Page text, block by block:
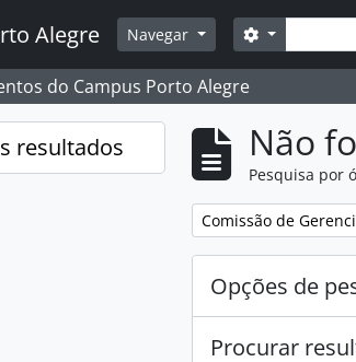
Alegre Navegar Pesquisar
Opções de
do Campus Porto Alegre
resultados Não
Pesquisa por
Remover filtro:
Comissão de
Opções de
Procurar